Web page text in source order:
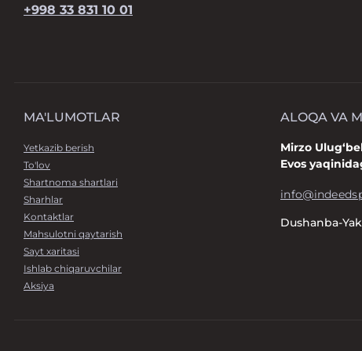
+998 33 831 10 01
MA'LUMOTLAR
Yetkazib berish
To'lov
Shartnoma shartlari
Sharhlar
Kontaktlar
Mahsulotni qaytarish
Sayt xaritasi
Ishlab chiqaruvchilar
Aksiya
ALOQA VA
Mirzo
Evos
Dushanba-